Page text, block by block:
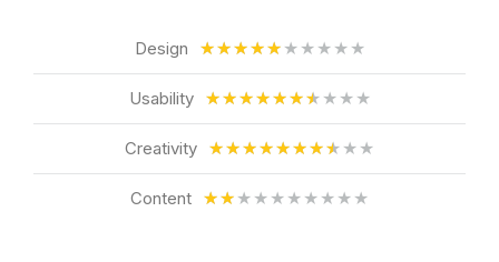
Design ★★★★★ ★ ★ ★ ★ ★
Usability ★★★★★★★ ★ ★ ★
Creativity ★★★★★★★★ ★ ★
Content ★★ ★ ★ ★ ★ ★ ★ ★ ★